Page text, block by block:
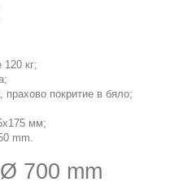
кг;
покритие в бяло;
мм;
mm.
700 mm